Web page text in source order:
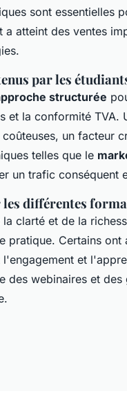
sont essentielles
atteint des ventes
par les
structurée
et la conformité TVA.
un facteur
telles que le
un trafic conséquent
différentes
clarté et de la
pratique. Certains ont
et
des webinaires et